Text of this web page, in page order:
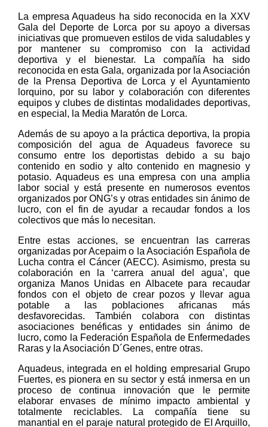
La empresa Aquadeus ha sido reconocida en la XXV
Gala del Deporte de Lorca por su apoyo a diversas
iniciativas que promueven estilos de vida saludables y
por mantener su compromiso con la actividad
deportiva y el bienestar. La compañía ha sido
reconocida en esta Gala, organizada por la Asociación
de la Prensa Deportiva de Lorca y el Ayuntamiento
lorquino, por su labor y colaboración con diferentes
equipos y clubes de distintas modalidades deportivas,
en especial, la Media Maratón de Lorca.
Además de su apoyo a la práctica deportiva, la propia
composición del agua de Aquadeus favorece su
consumo entre los deportistas debido a su bajo
contenido en sodio y alto contenido en magnesio y
potasio. Aquadeus es una empresa con una amplia
labor social y está presente en numerosos eventos
organizados por ONG’s y otras entidades sin ánimo de
lucro, con el fin de ayudar a recaudar fondos a los
colectivos que más lo necesitan.
Entre estas acciones, se encuentran las carreras
organizadas por Acepaim o la Asociación Española de
Lucha contra el Cáncer (AECC). Asimismo, presta su
colaboración en la ‘carrera anual del agua’, que
organiza Manos Unidas en Albacete para recaudar
fondos con el objeto de crear pozos y llevar agua
potable a las poblaciones africanas más
desfavorecidas. También colabora con distintas
asociaciones benéficas y entidades sin ánimo de
lucro, como la Federación Española de Enfermedades
Raras y la Asociación D´Genes, entre otras.
Aquadeus, integrada en el holding empresarial Grupo
Fuertes, es pionera en su sector y está inmersa en un
proceso de continua innovación que le permite
elaborar envases de mínimo impacto ambiental y
totalmente reciclables. La compañía tiene su
manantial en el paraje natural protegido de El Arquillo,